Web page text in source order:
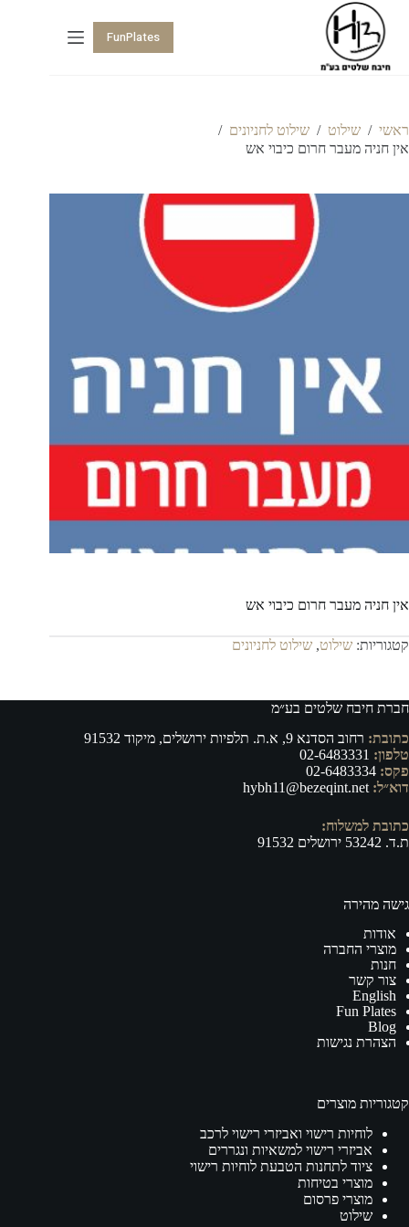
FunPlates
ראשי / שילוט / שילוט לחניונים /
אין חניה מעבר חרום כיבוי אש
אין חניה מעבר חרום כיבוי אש
קטגוריות: שילוט, שילוט לחניונים
חברת חיבח שלטים בע״מ
כתובת: רחוב הסדנא 9, א.ת. תלפיות ירושלים, מיקוד 91532
טלפון: 02-6483331
פקס:
דוא״ל: hybh11@bezeqint.net
כתובת למשלוח:
ת.ד. 53242 ירושלים 91532
גישה מהירה
אודות
מוצרי החברה
חנות
צור קשר
English
Fun Plates
Blog
הצהרת נגישות
קטגוריות מוצרים
לוחיות רישוי ואביזרי רישוי לרכב
אביזרי רישוי למשאיות ונגררים
ציוד לתחנות הטבעת לוחיות רישוי
מוצרי בטיחות
מוצרי פרסום
שילוט